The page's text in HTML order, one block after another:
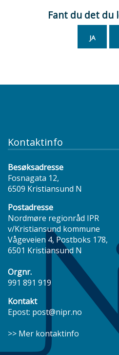
Fant du det du
JA
Kontaktinfo
Besøksadresse
Fosnagata 12,
6509 Kristiansund N
Postadresse
Nordmøre regionråd IPR
v/Kristiansund kommune
Vågeveien 4, Postboks 178,
6501 Kristiansund N
Orgnr.
991 891 919
Kontakt
Epost: post@nipr.no
>> Mer kontaktinfo